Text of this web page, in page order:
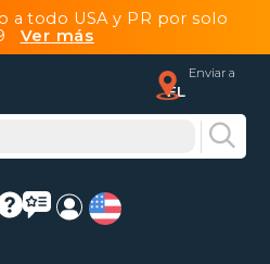
a todo USA y PR por solo
Ver más
Enviar a
FL